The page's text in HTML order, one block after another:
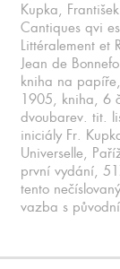
Kupka,
Cantiques qvi
Littéralement et
Jean de
kniha na
1905, kniha, 6
dvoubarev. tit.
iniciály Fr.
Universelle,
první vydání,
tento
vazba s